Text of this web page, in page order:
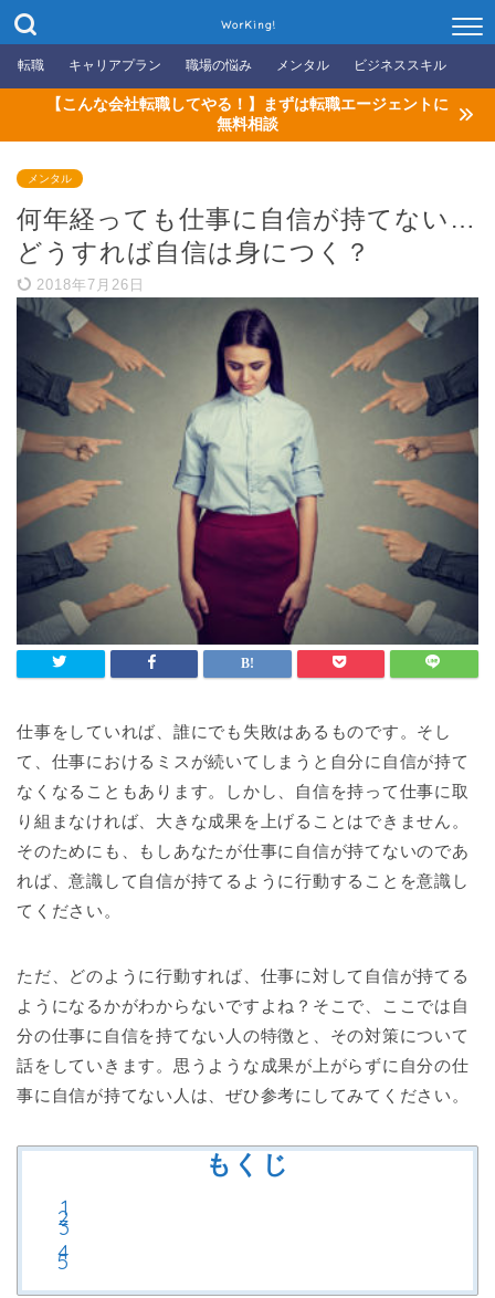
WorKing!
転職 キャリアプラン 職場の悩み メンタル ビジネススキル
【こんな会社転職してやる！】まずは転職エージェントに
無料相談
メンタル
何年経っても仕事に自信が持てない…
どうすれば自信は身につく？
2018年7月26日
仕事をしていれば、誰にでも失敗はあるものです。そし
て、仕事におけるミスが続いてしまうと自分に自信が持て
なくなることもあります。しかし、自信を持って仕事に取
り組まなければ、大きな成果を上げることはできません。
そのためにも、もしあなたが仕事に自信が持てないのであ
れば、意識して自信が持てるように行動することを意識し
てください。
ただ、どのように行動すれば、仕事に対して自信が持てる
ようになるかがわからないですよね？そこで、ここでは自
分の仕事に自信を持てない人の特徴と、その対策について
話をしていきます。思うような成果が上がらずに自分の仕
事に自信が持てない人は、ぜひ参考にしてみてください。
もくじ